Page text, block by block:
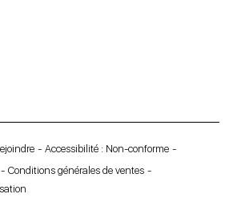
Accessibilité : Non-conforme
Conditions générales de ventes